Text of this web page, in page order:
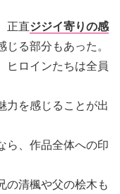
正直ジジイ寄りの感
る部分もあった。
ヒロインたちは全員
力を感じることが出
ら、作品全体への印
の清楓や父の桧木も